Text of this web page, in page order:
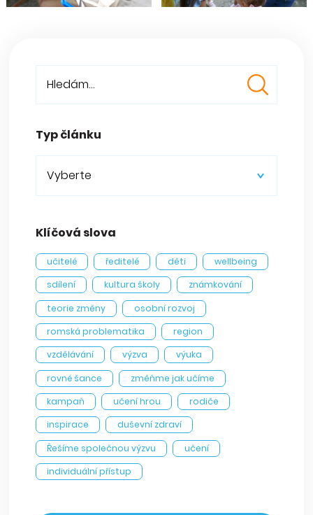
Typ článku
Vyberte
Klíčová slova
učitelé ředitelé děti
wellbeing
sdílení
kultura školy
známkování
teorie změny
osobní rozvoj
romská problematika
region
vzdělávání
výzva
výuka
rovné šance
změňme jak učíme
kampaň
učení hrou
rodiče
inspirace
duševní zdraví
Řešíme společnou výzvu
učení
individuální přístup